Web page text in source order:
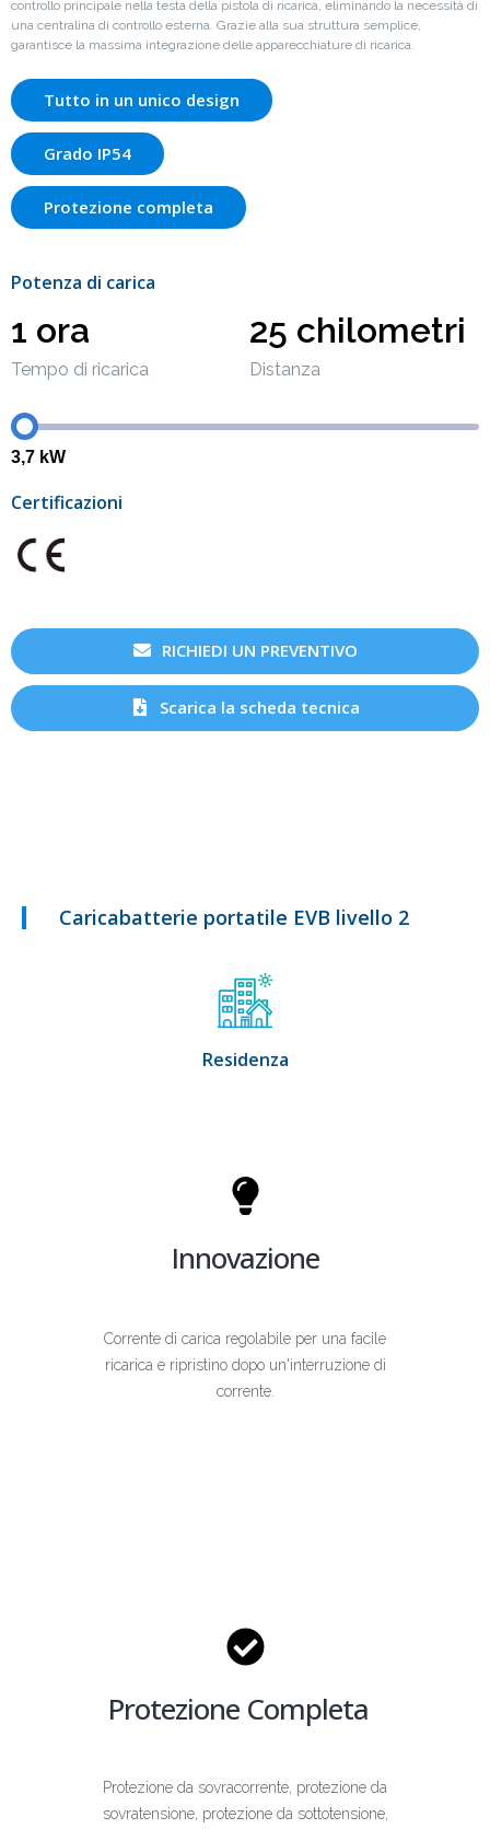
controllo principale nella testa della pistola di ricarica, eliminando la necessità di
una centralina di controllo esterna. Grazie alla sua struttura semplice,
garantisce la massima integrazione delle apparecchiature di ricarica.
Tutto in un unico design
Grado IP54
Protezione completa
Potenza di carica
1 ora
Tempo di ricarica
25 chilometri
Distanza
3,7 kW
Certificazioni
RICHIEDI UN PREVENTIVO
Scarica la scheda tecnica
Caricabatterie portatile EVB livello 2
Residenza
Innovazione
Corrente di carica regolabile per una facile
ricarica e ripristino dopo un'interruzione di
corrente.
Protezione Completa
Protezione da sovracorrente, protezione da
sovratensione, protezione da sottotensione,